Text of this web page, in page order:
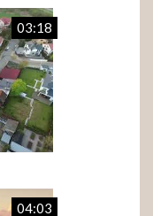
03:18
04:03